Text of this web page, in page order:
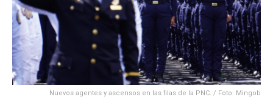
Nuevos agentes y ascensos en las filas de la PNC. / Foto: Mingob